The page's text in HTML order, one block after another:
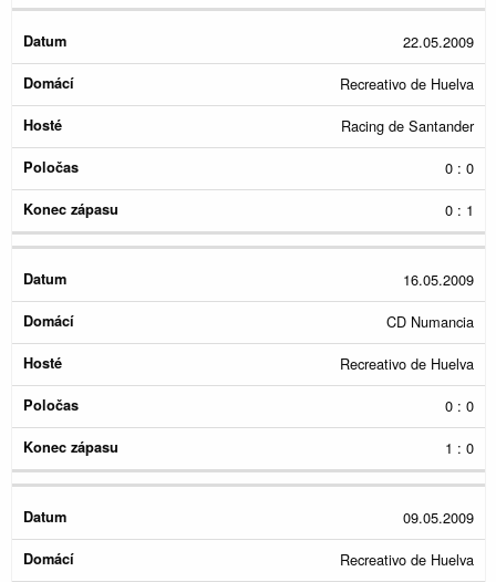
22.05.2009
Recreativo de Huelva
Racing de Santander
0 : 0
0 : 1
16.05.2009
CD Numancia
Recreativo de Huelva
0 : 0
1 : 0
09.05.2009
Recreativo de Huelva